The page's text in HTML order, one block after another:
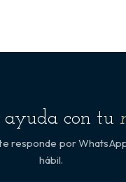
ayuda con tu
responde por
hábil.